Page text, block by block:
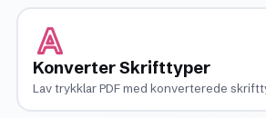
Konverter Skrifttyper
Lav trykklar PDF med konverterede